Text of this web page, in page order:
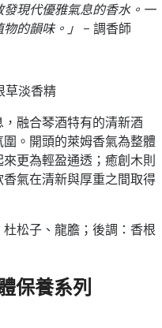
發現代優雅氣息的香水。一
的韻味。」
– 調香師
草淡香精
融合琴酒特有的清新酒
。開頭的萊姆香氣為整體
更為輕盈通透；癒創木則
氣在清新與厚重之間取得
松子、龍膽；後調：香根
保養系列